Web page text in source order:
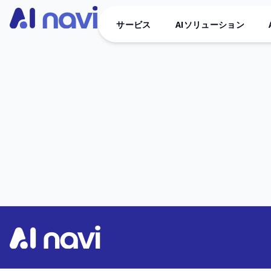
サービス AIソリューション